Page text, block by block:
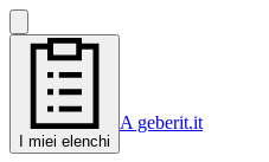
I miei elenchi
A geberit.it